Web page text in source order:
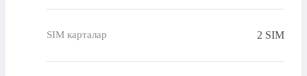
SIM карталар 2 SIM